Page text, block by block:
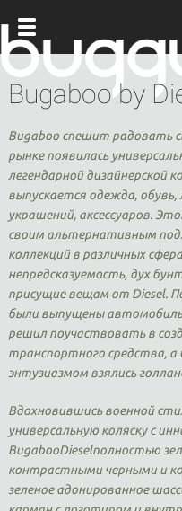
Bugaboo by
Bugaboo спешит радовать
рынке появилась
легендарной дизайнерской
выпускается одежда,
украшений, аксессуаров.
своим альтернативным
коллекций в различных
непредсказуемость, дух
присущие вещам от Diesel.
были выпущены автомобиль
решил поучаствовать в
транспортного средства, а
энтузиазмом взялись
Вдохновившись военной
универсальную коляску с
BugabooDieselполностью
контрастными черными и
зеленое адонированное